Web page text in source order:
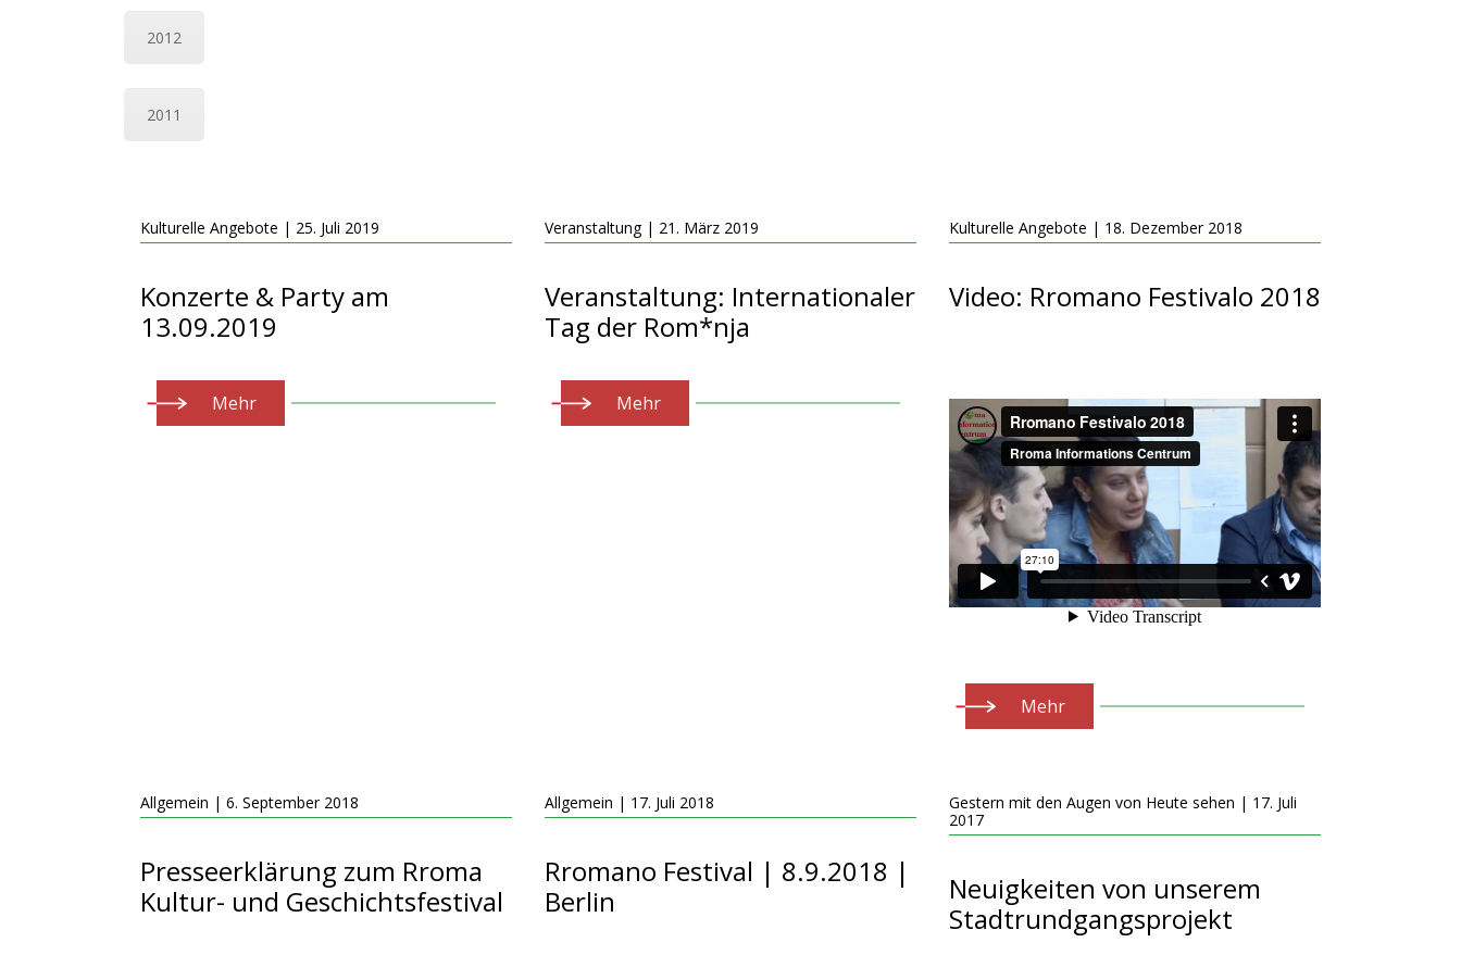
2012
2011
Kulturelle Angebote | 25. Juli 2019
Konzerte & Party am
13.09.2019
Mehr
Veranstaltung | 21. März 2019
Veranstaltung: Internationaler
Tag der Rom*nja
Mehr
Kulturelle Angebote | 18. Dezember 2018
Video: Rromano Festivalo 2018
Mehr
Allgemein | 6. September 2018
Presseerklärung zum Rroma
Kultur- und Geschichtsfestival
Allgemein | 17. Juli 2018
Rromano Festival | 8.9.2018 |
Berlin
Gestern mit den Augen von Heute sehen | 17. Juli
2017
Neuigkeiten von unserem
Stadtrundgangsprojekt